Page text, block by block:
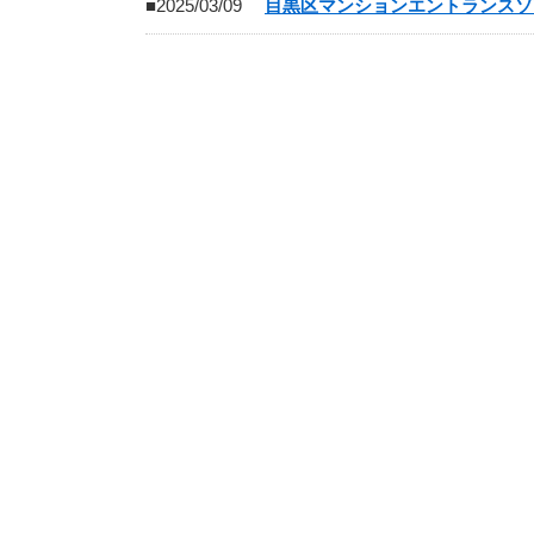
■2025/03/09 目黒区マンションエントランス